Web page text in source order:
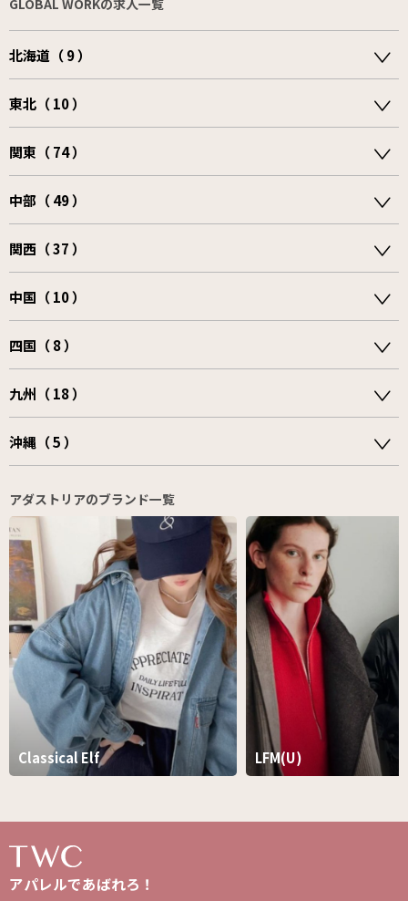
GLOBAL WORKの求人一覧
北海道（ 9 ）
東北（ 10 ）
関東（ 74 ）
中部（ 49 ）
関西（ 37 ）
中国（ 10 ）
四国（ 8 ）
九州（ 18 ）
沖縄（ 5 ）
アダストリアのブランド一覧
Classical Elf LFM(U)
アパレルであばれろ！